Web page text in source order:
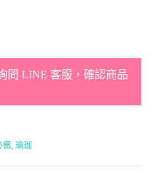
問 LINE 客服，確認商品
備, 瑜珈